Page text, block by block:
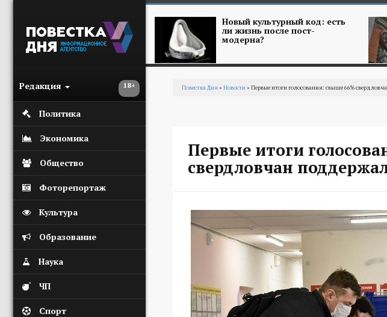
18+
Редакция
Политика
Экономика
Общество
Фоторепортаж
Культура
Образование
Наука
ЧП
Спорт
Новый культурный код: есть
ли жизнь после пост-
модерна?
Повестка Дня» Новости» Первые итоги голосования: свыше 66%
Первые итоги
свердловчан